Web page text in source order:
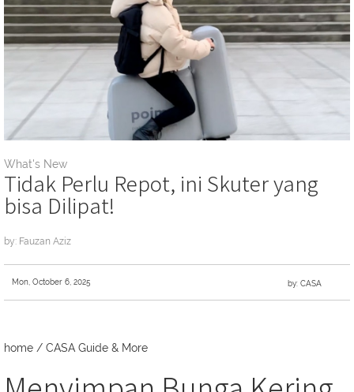
What's New
Tidak Perlu Repot, ini Skuter yang
bisa Dilipat!
by: Fauzan Aziz
Mon, October 6, 2025 by: CASA
home / CASA Guide & More